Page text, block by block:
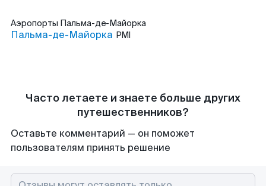
Аэропорты Пальма-де-Майорка
Пальма-де-Майорка PMI
Часто летаете и знаете больше других
путешественников?
Оставьте комментарий — он поможет
пользователям принять решение